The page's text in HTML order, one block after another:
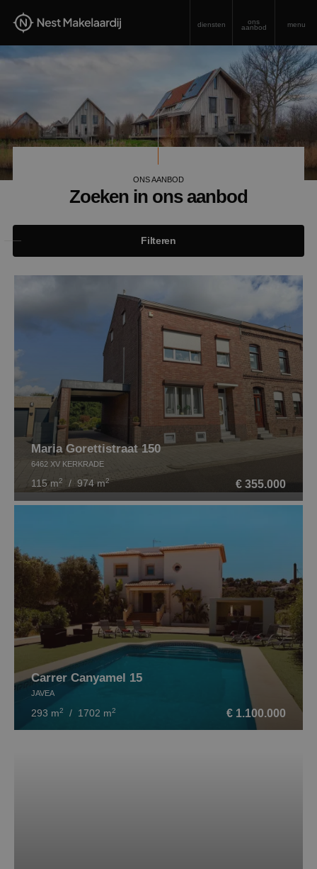
diensten ons
aanbod menu
ONS AANBOD
Zoeken in ons aanbod
Filteren
Maria Gorettistraat 150
6462 XV KERKRADE
115 m2 / 974 m2 € 355.000
Carrer Canyamel 15
JAVEA
293 m2 / 1702 m2 € 1.100.000